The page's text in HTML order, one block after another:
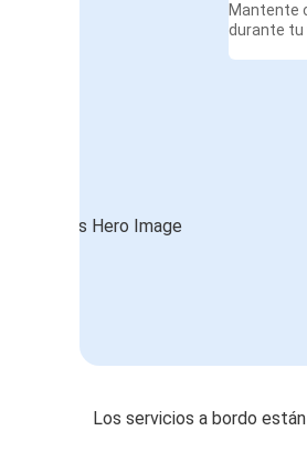
Mantente
durante tu
Los servicios a bordo